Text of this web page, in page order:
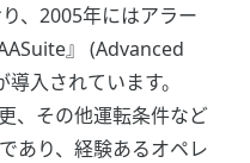
、2005年にはアラー
』 (Advanced
入されています。
、その他運転条件など
あり、経験あるオペレ